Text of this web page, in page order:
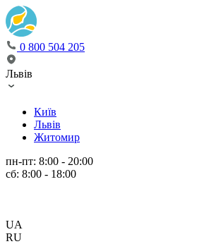
0 800 504 205
Львів
Київ
Львів
Житомир
пн-пт: 8:00 - 20:00
сб: 8:00 - 18:00
UA
RU